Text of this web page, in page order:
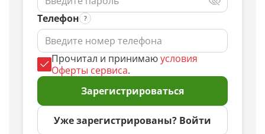
Телефон
Прочитал и принимаюусловия
Оферты сервиса.
Зарегистрироваться
Уже зарегистрированы? Войти